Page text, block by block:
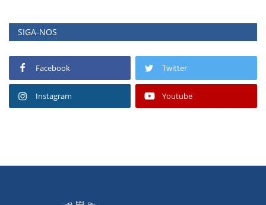
SIGA-NOS
Facebook Twitter
Instagram Youtube